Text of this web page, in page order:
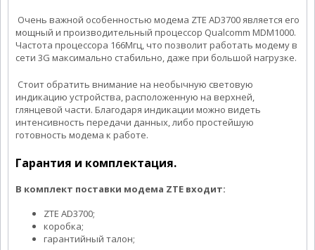
Очень важной особенностью модема ZTE AD3700 является его
мощный и производительный процессор Qualcomm MDM1000.
Частота процессора 166Мгц, что позволит работать модему в
сети 3G максимально стабильно, даже при большой нагрузке.
Стоит обратить внимание на необычную световую
индикацию устройства, расположенную на верхней,
глянцевой части. Благодаря индикации можно видеть
интенсивность передачи данных, либо простейшую
готовность модема к работе.
Гарантия и комплектация.
В комплект поставки модема ZTE входит:
ZTE AD3700;
коробка;
гарантийный талон;